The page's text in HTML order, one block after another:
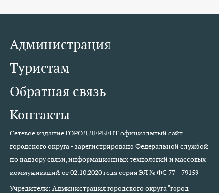
Администрация
Туристам
Обратная связь
Контакты
Сетевое издание ГОРОД ДЕРБЕНТ официальный сайт
городского округа - зарегистрировано Федеральной службой
по надзору связи, информационных технологий и массовых
коммуникаций от 02.10.2020 года серия ЭЛ № ФС 77 – 79159
Учредители: Администрация городского округа "город